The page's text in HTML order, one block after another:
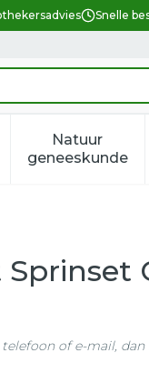
Snelle
categorie
en
voor
Natuur
geneeskunde
Toon
of e-mail,